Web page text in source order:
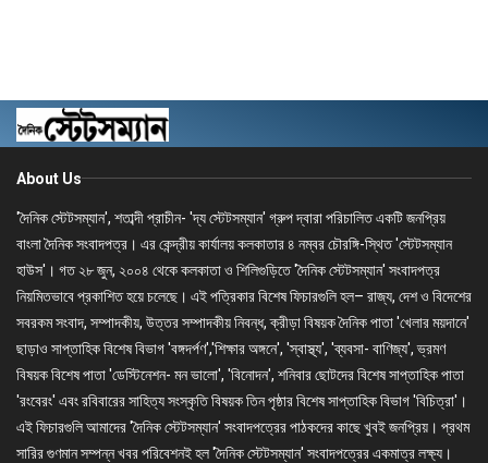
About Us
'দৈনিক স্টেটসম্যান', শতাব্দী প্রাচীন- 'দ্য স্টেটসম্যান' গ্রুপ দ্বারা পরিচালিত একটি জনপ্রিয়
বাংলা দৈনিক সংবাদপত্র। এর কেন্দ্রীয় কার্যালয় কলকাতার ৪ নম্বর চৌরঙ্গি-স্থিত 'স্টেটসম্যান
হাউস'। গত ২৮ জুন, ২০০৪ থেকে কলকাতা ও শিলিগুড়িতে 'দৈনিক স্টেটসম্যান' সংবাদপত্র
নিয়মিতভাবে প্রকাশিত হয়ে চলেছে। এই পত্রিকার বিশেষ ফিচারগুলি হল– রাজ্য, দেশ ও বিদেশের
সবরকম সংবাদ, সম্পাদকীয়, উত্তর সম্পাদকীয় নিবন্ধ, ক্রীড়া বিষয়ক দৈনিক পাতা 'খেলার ময়দানে'
ছাড়াও সাপ্তাহিক বিশেষ বিভাগ 'বঙ্গদর্পণ','শিক্ষার অঙ্গনে', 'স্বাস্থ্য', 'ব্যবসা- বাণিজ্য', ভ্রমণ
বিষয়ক বিশেষ পাতা 'ডেস্টিনেশন- মন ভালো', 'বিনোদন', শনিবার ছোটদের বিশেষ সাপ্তাহিক পাতা
'রংবেরং' এবং রবিবারের সাহিত্য সংস্কৃতি বিষয়ক তিন পৃষ্ঠার বিশেষ সাপ্তাহিক বিভাগ 'বিচিত্রা'।
এই ফিচারগুলি আমাদের 'দৈনিক স্টেটসম্যান' সংবাদপত্রের পাঠকদের কাছে খুবই জনপ্রিয়। প্রথম
সারির গুণমান সম্পন্ন খবর পরিবেশনই হল 'দৈনিক স্টেটসম্যান' সংবাদপত্রের একমাত্র লক্ষ্য।